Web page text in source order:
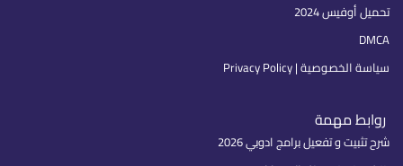
تحميل أوفيس 2024
DMCA
سياسة الخصوصية | Privacy Policy
روابط مهمة
شرح تثبيت و تفعيل برامج ادوبي 2026